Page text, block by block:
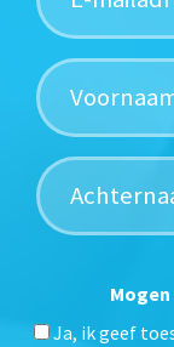
Ja, ik geef